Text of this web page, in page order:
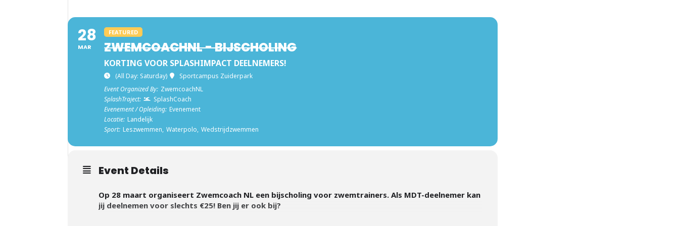
28
MAR
FEATURED
ZWEMCOACHNL - BIJSCHOLING
KORTING VOOR SPLASHIMPACT DEELNEMERS!
(All Day: Saturday)
Sportcampus Zuiderpark
Event Organized By: ZwemcoachNL
SplashTraject:
SplashCoach
Evenement / Opleiding: Evenement
Locatie: Landelijk
Sport: Leszwemmen, Waterpolo, Wedstrijdzwemmen
Event Details
Op 28 maart organiseert Zwemcoach NL een bijscholing voor zwemtrainers. Als MDT-deelnemer kan
jij deelnemen voor slechts €25! Ben jij er ook bij?